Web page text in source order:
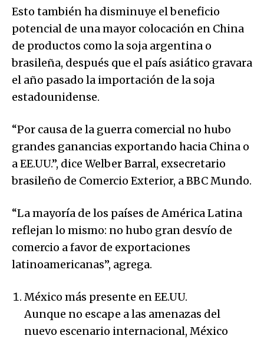
Esto también ha disminuye el beneficio
potencial de una mayor colocación en China
de productos como la soja argentina o
brasileña, después que el país asiático gravara
el año pasado la importación de la soja
estadounidense.
“Por causa de la guerra comercial no hubo
grandes ganancias exportando hacia China o
a EE.UU.”, dice Welber Barral, exsecretario
brasileño de Comercio Exterior, a BBC Mundo.
“La mayoría de los países de América Latina
reflejan lo mismo: no hubo gran desvío de
comercio a favor de exportaciones
latinoamericanas”, agrega.
México más presente en EE.UU.
Aunque no escape a las amenazas del
nuevo escenario internacional, México